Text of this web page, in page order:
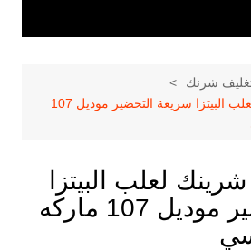
شرنك
ماكينة تغليف شرينك لعلب البيتزا سريعة التحضير موديل 107
لعلب البيتزا
سريعة التحضير موديل 107 ماركه